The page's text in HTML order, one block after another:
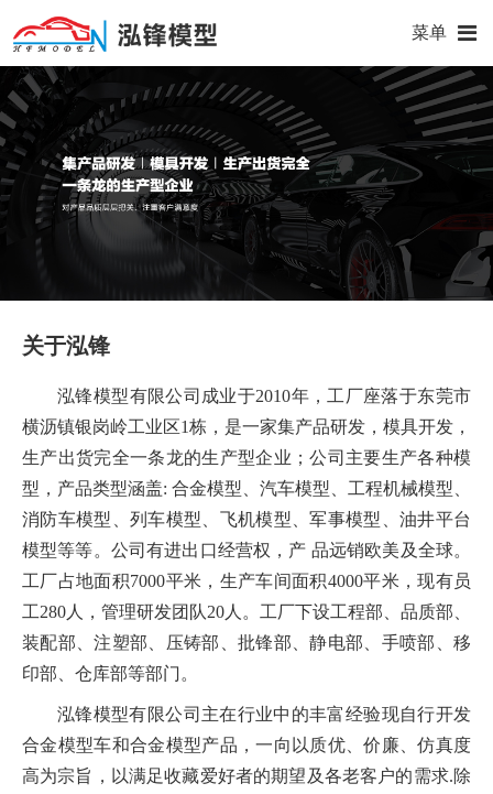
菜单
关于泓锋
泓锋模型有限公司成业于2010年，工厂座落于东莞市
横沥镇银岗岭工业区1栋，是一家集产品研发，模具开发，
生产出货完全一条龙的生产型企业；公司主要生产各种模
型，产品类型涵盖: 合金模型、汽车模型、工程机械模型、
消防车模型、列车模型、飞机模型、军事模型、油井平台
模型等等。公司有进出口经营权，产 品远销欧美及全球。
工厂占地面积7000平米，生产车间面积4000平米，现有员
工280人，管理研发团队20人。工厂下设工程部、品质部、
装配部、注塑部、压铸部、批锋部、静电部、手喷部、移
印部、仓库部等部门。
泓锋模型有限公司主在行业中的丰富经验现自行开发
合金模型车和合金模型产品，一向以质优、价廉、仿真度
高为宗旨，以满足收藏爱好者的期望及各老客户的需求.除